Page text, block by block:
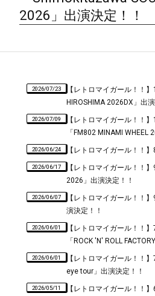
2026」出演決定！！
2026/07/23
【レトロマイガール！！
HIROSHIMA 2026DX」出
2026/07/09
【レトロマイガール！！
「FM802 MINAMI WHEEL
2026/06/24 【レトロマイガール！！
2026/06/17
【レトロマイガール！！
2026」出演決定！！
2026/06/07
【レトロマイガール！！
演決定！！
2026/06/01
【レトロマイガール！！
「ROCK 'N' ROLL
2026/06/01
【レトロマイガール！！
eye tour」出演決定！！
2026/05/11
【レトロマイガール！！